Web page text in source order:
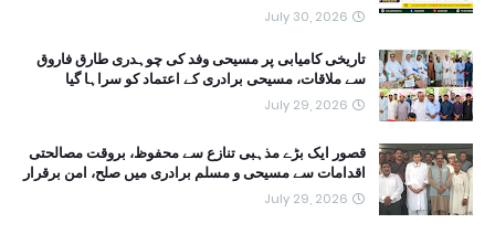
July 30, 2026
تاریخی کامیابی پر مسیحی وفد کی چوہدری طارق فاروق
سے ملاقات، مسیحی برادری کے اعتماد کو سراہا گیا
July 29, 2026
قصور ایک بڑے مذہبی تنازع سے محفوظ، بروقت مصالحتی
اقدامات سے مسیحی و مسلم برادری میں صلح، امن برقرار
July 29, 2026